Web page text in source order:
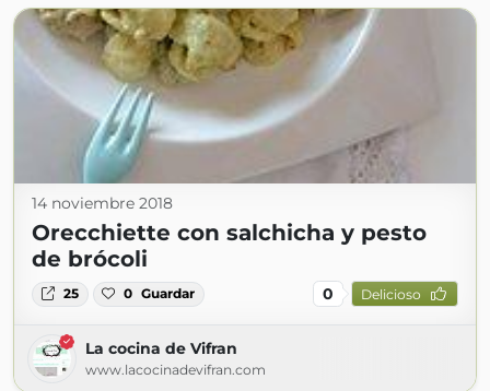
14 noviembre 2018
Orecchiette con salchicha y pesto
de brócoli
25 0 Guardar 0 Delicioso
La cocina de Vifran
www.lacocinadevifran.com